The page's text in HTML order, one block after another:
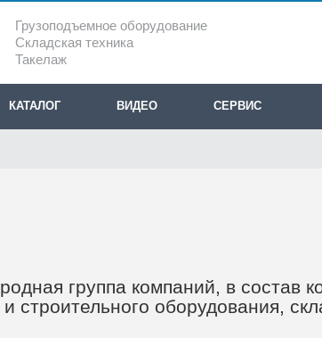
Грузоподъемное оборудование
Складская техника
Такелаж
КАТАЛОГ ВИДЕО СЕРВИС
группа компаний, в состав
строительного оборудования,